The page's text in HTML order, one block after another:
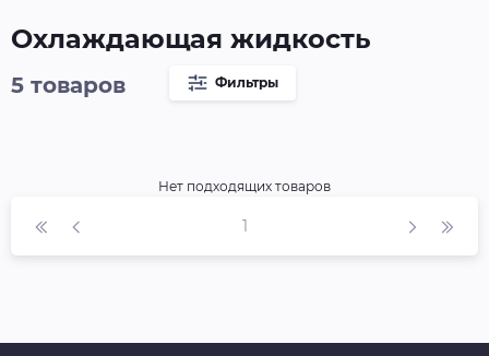
Охлаждающая жидкость
5 товаров Фильтры
Нет подходящих товаров
1